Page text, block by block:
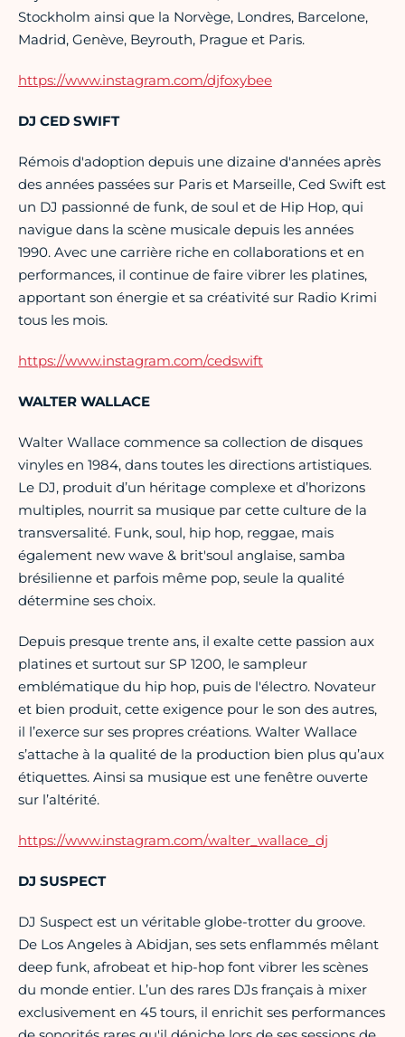
Stockholm ainsi que la Norvège, Londres, Barcelone,
Madrid, Genève, Beyrouth, Prague et Paris.
https://www.instagram.com/djfoxybee
DJ CED SWIFT
Rémois d'adoption depuis une dizaine d'années après
des années passées sur Paris et Marseille, Ced Swift est
un DJ passionné de funk, de soul et de Hip Hop, qui
navigue dans la scène musicale depuis les années
1990. Avec une carrière riche en collaborations et en
performances, il continue de faire vibrer les platines,
apportant son énergie et sa créativité sur Radio Krimi
tous les mois.
https://www.instagram.com/cedswift
WALTER WALLACE
Walter Wallace commence sa collection de disques
vinyles en 1984, dans toutes les directions artistiques.
Le DJ, produit d’un héritage complexe et d’horizons
multiples, nourrit sa musique par cette culture de la
transversalité. Funk, soul, hip hop, reggae, mais
également new wave & brit'soul anglaise, samba
brésilienne et parfois même pop, seule la qualité
détermine ses choix.
Depuis presque trente ans, il exalte cette passion aux
platines et surtout sur SP 1200, le sampleur
emblématique du hip hop, puis de l'électro. Novateur
et bien produit, cette exigence pour le son des autres,
il l’exerce sur ses propres créations. Walter Wallace
s’attache à la qualité de la production bien plus qu’aux
étiquettes. Ainsi sa musique est une fenêtre ouverte
sur l’altérité.
https://www.instagram.com/walter_wallace_dj
DJ SUSPECT
DJ Suspect est un véritable globe-trotter du groove.
De Los Angeles à Abidjan, ses sets enflammés mêlant
deep funk, afrobeat et hip-hop font vibrer les scènes
du monde entier. L’un des rares DJs français à mixer
exclusivement en 45 tours, il enrichit ses performances